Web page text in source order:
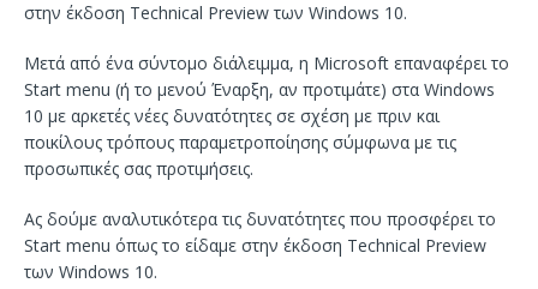
στην έκδοση Technical Preview των Windows 10.
Μετά από ένα σύντομο διάλειμμα, η Microsoft επαναφέρει το
Start menu (ή το μενού Έναρξη, αν προτιμάτε) στα Windows
10 με αρκετές νέες δυνατότητες σε σχέση με πριν και
ποικίλους τρόπους παραμετροποίησης σύμφωνα με τις
προσωπικές σας προτιμήσεις.
Ας δούμε αναλυτικότερα τις δυνατότητες που προσφέρει το
Start menu όπως το είδαμε στην έκδοση Technical Preview
των Windows 10.